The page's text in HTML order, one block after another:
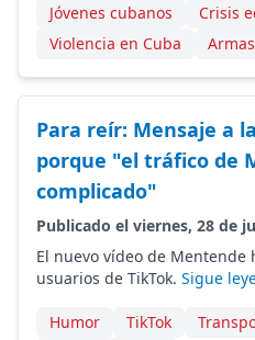
Jóvenes cubanos
Crisis
Violencia en Cuba
Para reír: Mensaje a
porque "el tráfico de
complicado"
Publicado el viernes, 28 de
El nuevo vídeo de Mentende
usuarios de TikTok. Sigue
Humor TikTok